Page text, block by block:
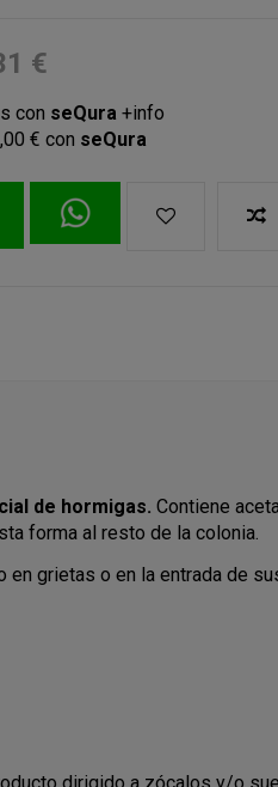
€
con seQura +info
€ con seQura
de hormigas. Contiene
forma al resto de la colonia.
grietas o en la entrada de